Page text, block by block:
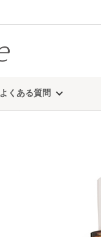
よくある質問